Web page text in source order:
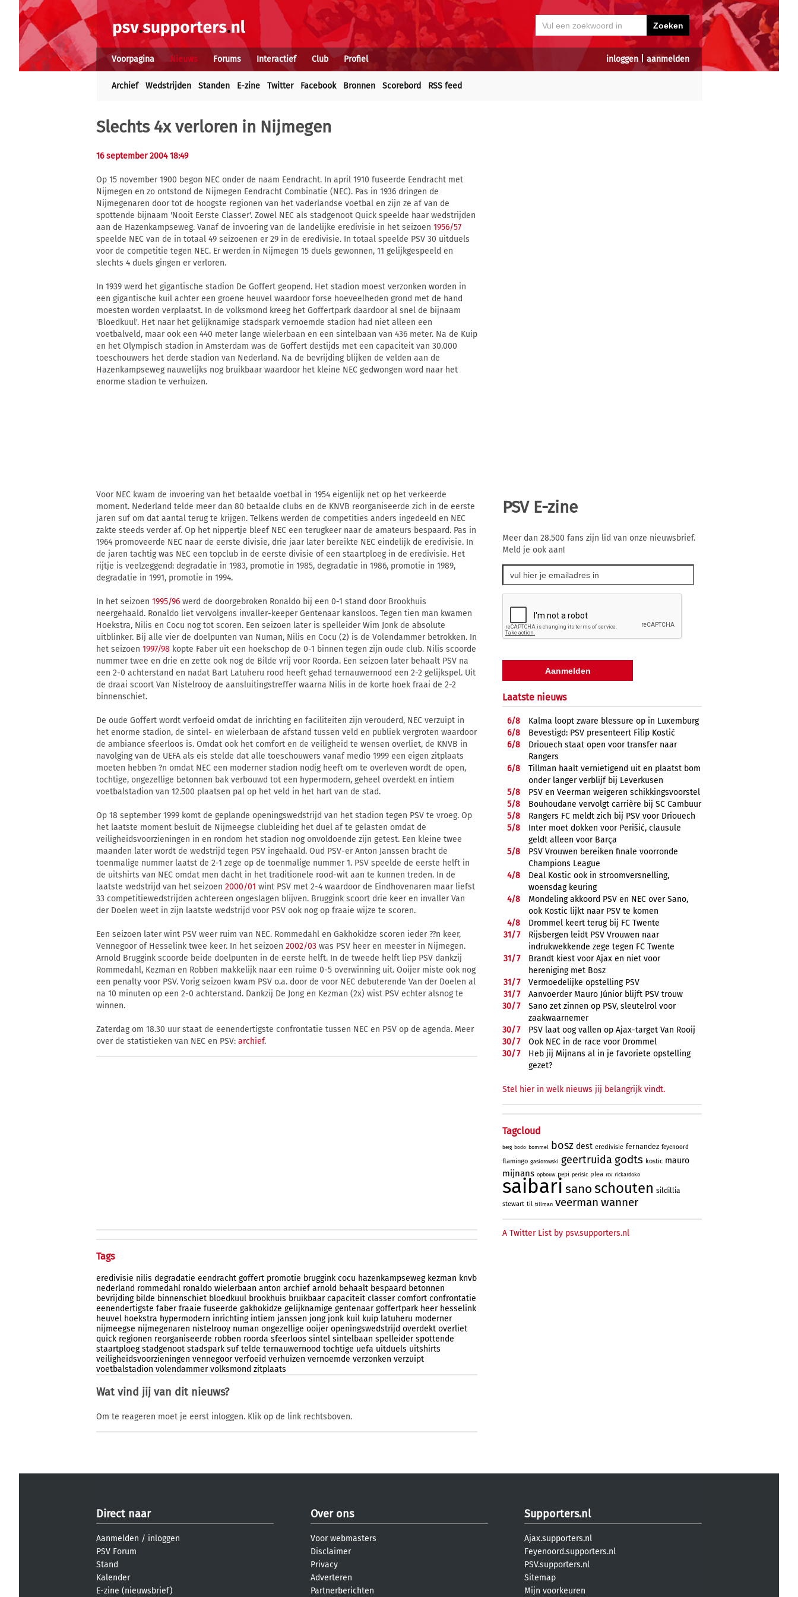
inloggen| aanmelden
Voorpagina Nieuws Forums Interactief Club Profiel
Archief Wedstrijden Standen E-zine Twitter Facebook Bronnen Scorebord RSS feed
Slechts 4x verloren in Nijmegen
16 september 2004 18:49
Op 15 november 1900 begon NEC onder de naam Eendracht. In april 1910 fuseerde Eendracht met
Nijmegen en zo ontstond de Nijmegen Eendracht Combinatie (NEC). Pas in 1936 dringen de
Nijmegenaren door tot de hoogste regionen van het vaderlandse voetbal en zijn ze af van de
spottende bijnaam 'Nooit Eerste Classer'. Zowel NEC als stadgenoot Quick speelde haar wedstrijden
aan de Hazenkampseweg. Vanaf de invoering van de landelijke eredivisie in het seizoen 1956/57
speelde NEC van de in totaal 49 seizoenen er 29 in de eredivisie. In totaal speelde PSV 30 uitduels
voor de competitie tegen NEC. Er werden in Nijmegen 15 duels gewonnen, 11 gelijkgespeeld en
slechts 4 duels gingen er verloren.
In 1939 werd het gigantische stadion De Goffert geopend. Het stadion moest verzonken worden in
een gigantische kuil achter een groene heuvel waardoor forse hoeveelheden grond met de hand
moesten worden verplaatst. In de volksmond kreeg het Goffertpark daardoor al snel de bijnaam
'Bloedkuul'. Het naar het gelijknamige stadspark vernoemde stadion had niet alleen een
voetbalveld, maar ook een 440 meter lange wielerbaan en een sintelbaan van 436 meter. Na de Kuip
en het Olympisch stadion in Amsterdam was de Goffert destijds met een capaciteit van 30.000
toeschouwers het derde stadion van Nederland. Na de bevrijding blijken de velden aan de
Hazenkampseweg nauwelijks nog bruikbaar waardoor het kleine NEC gedwongen word naar het
enorme stadion te verhuizen.
Voor NEC kwam de invoering van het betaalde voetbal in 1954 eigenlijk net op het verkeerde
moment. Nederland telde meer dan 80 betaalde clubs en de KNVB reorganiseerde zich in de eerste
jaren suf om dat aantal terug te krijgen. Telkens werden de competities anders ingedeeld en NEC
zakte steeds verder af. Op het nippertje bleef NEC een terugkeer naar de amateurs bespaard. Pas in
1964 promoveerde NEC naar de eerste divisie, drie jaar later bereikte NEC eindelijk de eredivisie. In
de jaren tachtig was NEC een topclub in de eerste divisie of een staartploeg in de eredivisie. Het
rijtje is veelzeggend: degradatie in 1983, promotie in 1985, degradatie in 1986, promotie in 1989,
degradatie in 1991, promotie in 1994.
In het seizoen 1995/96 werd de doorgebroken Ronaldo bij een 0-1 stand door Brookhuis
neergehaald. Ronaldo liet vervolgens invaller-keeper Gentenaar kansloos. Tegen tien man kwamen
Hoekstra, Nilis en Cocu nog tot scoren. Een seizoen later is spelleider Wim Jonk de absolute
uitblinker. Bij alle vier de doelpunten van Numan, Nilis en Cocu (2) is de Volendammer betrokken. In
het seizoen 1997/98 kopte Faber uit een hoekschop de 0-1 binnen tegen zijn oude club. Nilis scoorde
nummer twee en drie en zette ook nog de Bilde vrij voor Roorda. Een seizoen later behaalt PSV na
een 2-0 achterstand en nadat Bart Latuheru rood heeft gehad ternauwernood een 2-2 gelijkspel. Uit
de draai scoort Van Nistelrooy de aansluitingstreffer waarna Nilis in de korte hoek fraai de 2-2
binnenschiet.
De oude Goffert wordt verfoeid omdat de inrichting en faciliteiten zijn verouderd, NEC verzuipt in
het enorme stadion, de sintel- en wielerbaan de afstand tussen veld en publiek vergroten waardoor
de ambiance sfeerloos is. Omdat ook het comfort en de veiligheid te wensen overliet, de KNVB in
navolging van de UEFA als eis stelde dat alle toeschouwers vanaf medio 1999 een eigen zitplaats
moeten hebben ?n omdat NEC een moderner stadion nodig heeft om te overleven wordt de open,
tochtige, ongezellige betonnen bak verbouwd tot een hypermodern, geheel overdekt en intiem
voetbalstadion van 12.500 plaatsen pal op het veld in het hart van de stad.
Op 18 september 1999 komt de geplande openingswedstrijd van het stadion tegen PSV te vroeg. Op
het laatste moment besluit de Nijmeegse clubleiding het duel af te gelasten omdat de
veiligheidsvoorzieningen in en rondom het stadion nog onvoldoende zijn getest. Een kleine twee
maanden later wordt de wedstrijd tegen PSV ingehaald. Oud PSV-er Anton Janssen bracht de
toenmalige nummer laatst de 2-1 zege op de toenmalige nummer 1. PSV speelde de eerste helft in
de uitshirts van NEC omdat men dacht in het traditionele rood-wit aan te kunnen treden. In de
laatste wedstrijd van het seizoen 2000/01 wint PSV met 2-4 waardoor de Eindhovenaren maar liefst
33 competitiewedstrijden achtereen ongeslagen blijven. Bruggink scoort drie keer en invaller Van
der Doelen weet in zijn laatste wedstrijd voor PSV ook nog op fraaie wijze te scoren.
Een seizoen later wint PSV weer ruim van NEC. Rommedahl en Gakhokidze scoren ieder ??n keer,
Vennegoor of Hesselink twee keer. In het seizoen 2002/03 was PSV heer en meester in Nijmegen.
Arnold Bruggink scoorde beide doelpunten in de eerste helft. In de tweede helft liep PSV dankzij
Rommedahl, Kezman en Robben makkelijk naar een ruime 0-5 overwinning uit. Ooijer miste ook nog
een penalty voor PSV. Vorig seizoen kwam PSV o.a. door de voor NEC debuterende Van der Doelen al
na 10 minuten op een 2-0 achterstand. Dankzij De Jong en Kezman (2x) wist PSV echter alsnog te
winnen.
Zaterdag om 18.30 uur staat de eenendertigste confrontatie tussen NEC en PSV op de agenda. Meer
over de statistieken van NEC en PSV: archief.
Tags
eredivisie nilis degradatie eendracht goffert promotie bruggink cocu hazenkampseweg kezman knvb
nederland rommedahl ronaldo wielerbaan anton archief arnold behaalt bespaard betonnen
bevrijding bilde binnenschiet bloedkuul brookhuis bruikbaar capaciteit classer comfort confrontatie
eenendertigste faber fraaie fuseerde gakhokidze gelijknamige gentenaar goffertpark heer hesselink
heuvel hoekstra hypermodern inrichting intiem janssen jong jonk kuil kuip latuheru moderner
nijmeegse nijmegenaren nistelrooy numan ongezellige ooijer openingswedstrijd overdekt overliet
quick regionen reorganiseerde robben roorda sfeerloos sintel sintelbaan spelleider spottende
staartploeg stadgenoot stadspark suf telde ternauwernood tochtige uefa uitduels uitshirts
veiligheidsvoorzieningen vennegoor verfoeid verhuizen vernoemde verzonken verzuipt
voetbalstadion volendammer volksmond zitplaats
Wat vind jij van dit nieuws?
Om te reageren moet je eerst inloggen. Klik op de link rechtsboven.
PSV E-zine
Meer dan 28.500 fans zijn lid van onze nieuwsbrief.
Meld je ook aan!
Laatste nieuws
6/8
Kalma loopt zware blessure op in Luxemburg
6/8
Bevestigd: PSV presenteert Filip Kostić
6/8
Driouech staat open voor transfer naar
Rangers
6/8
Tillman haalt vernietigend uit en plaatst bom
onder langer verblijf bij Leverkusen
5/8
PSV en Veerman weigeren schikkingsvoorstel
5/8
Bouhoudane vervolgt carrière bij SC Cambuur
5/8
Rangers FC meldt zich bij PSV voor Driouech
5/8
Inter moet dokken voor Perišić, clausule
geldt alleen voor Barça
5/8
PSV Vrouwen bereiken finale voorronde
Champions League
4/8
Deal Kostic ook in stroomversnelling,
woensdag keuring
4/8
Mondeling akkoord PSV en NEC over Sano,
ook Kostic lijkt naar PSV te komen
4/8
Drommel keert terug bij FC Twente
31/7
Rijsbergen leidt PSV Vrouwen naar
indrukwekkende zege tegen FC Twente
31/7
Brandt kiest voor Ajax en niet voor
hereniging met Bosz
31/7
Vermoedelijke opstelling PSV
31/7
Aanvoerder Mauro Júnior blijft PSV trouw
30/7
Sano zet zinnen op PSV, sleutelrol voor
zaakwaarnemer
30/7
PSV laat oog vallen op Ajax-target Van Rooij
30/7
Ook NEC in de race voor Drommel
30/7
Heb jij Mijnans al in je favoriete opstelling
gezet?
Stel hier in welk nieuws jij belangrijk vindt.
Tagcloud
berg bodo bommel bosz dest eredivisie fernandez feyenoord
flamingo gasiorowski geertruida godts kostic mauro
mijnans opbouw pepi perisic plea rcv rickardoko
saibari sanoschouten sildillia
stewart til tillman veerman wanner
A Twitter List by psv.supporters.nl
Direct naar
Aanmelden / inloggen
PSV Forum
Stand
Kalender
E-zine (nieuwsbrief)
Over ons
Voor webmasters
Disclaimer
Privacy
Adverteren
Partnerberichten
Supporters.nl
Ajax.supporters.nl
Feyenoord.supporters.nl
PSV.supporters.nl
Sitemap
Mijn voorkeuren